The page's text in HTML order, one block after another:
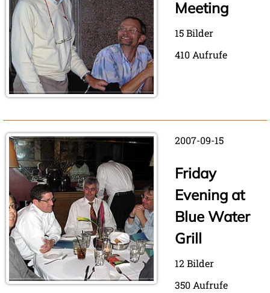
Meeting
15 Bilder
410 Aufrufe
2007-09-15
Friday
Evening at
Blue Water
Grill
12 Bilder
350 Aufrufe